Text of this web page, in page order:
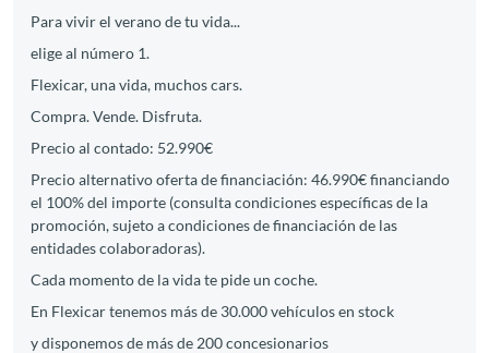
Para vivir el verano de tu vida...
elige al número 1.
Flexicar, una vida, muchos cars.
Compra. Vende. Disfruta.
Precio al contado: 52.990€
Precio alternativo oferta de financiación: 46.990€ financiando
el 100% del importe (consulta condiciones específicas de la
promoción, sujeto a condiciones de financiación de las
entidades colaboradoras).
Cada momento de la vida te pide un coche.
En Flexicar tenemos más de 30.000 vehículos en stock
y disponemos de más de 200 concesionarios